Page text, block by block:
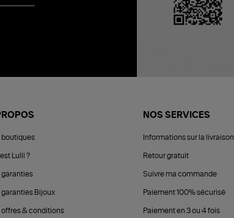
boutiques
Lulli ?
garanties
garanties Bijoux
offres & conditions
NOS SERVICES
Informations sur la livraison
Retour gratuit
Suivre ma commande
Paiement 100% sécurisé
Paiement en 3 ou 4 fois